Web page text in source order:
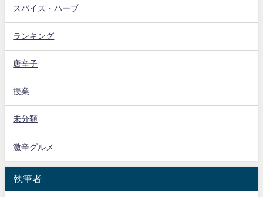
スパイス・ハーブ
ランキング
唐辛子
授業
未分類
激辛グルメ
執筆者